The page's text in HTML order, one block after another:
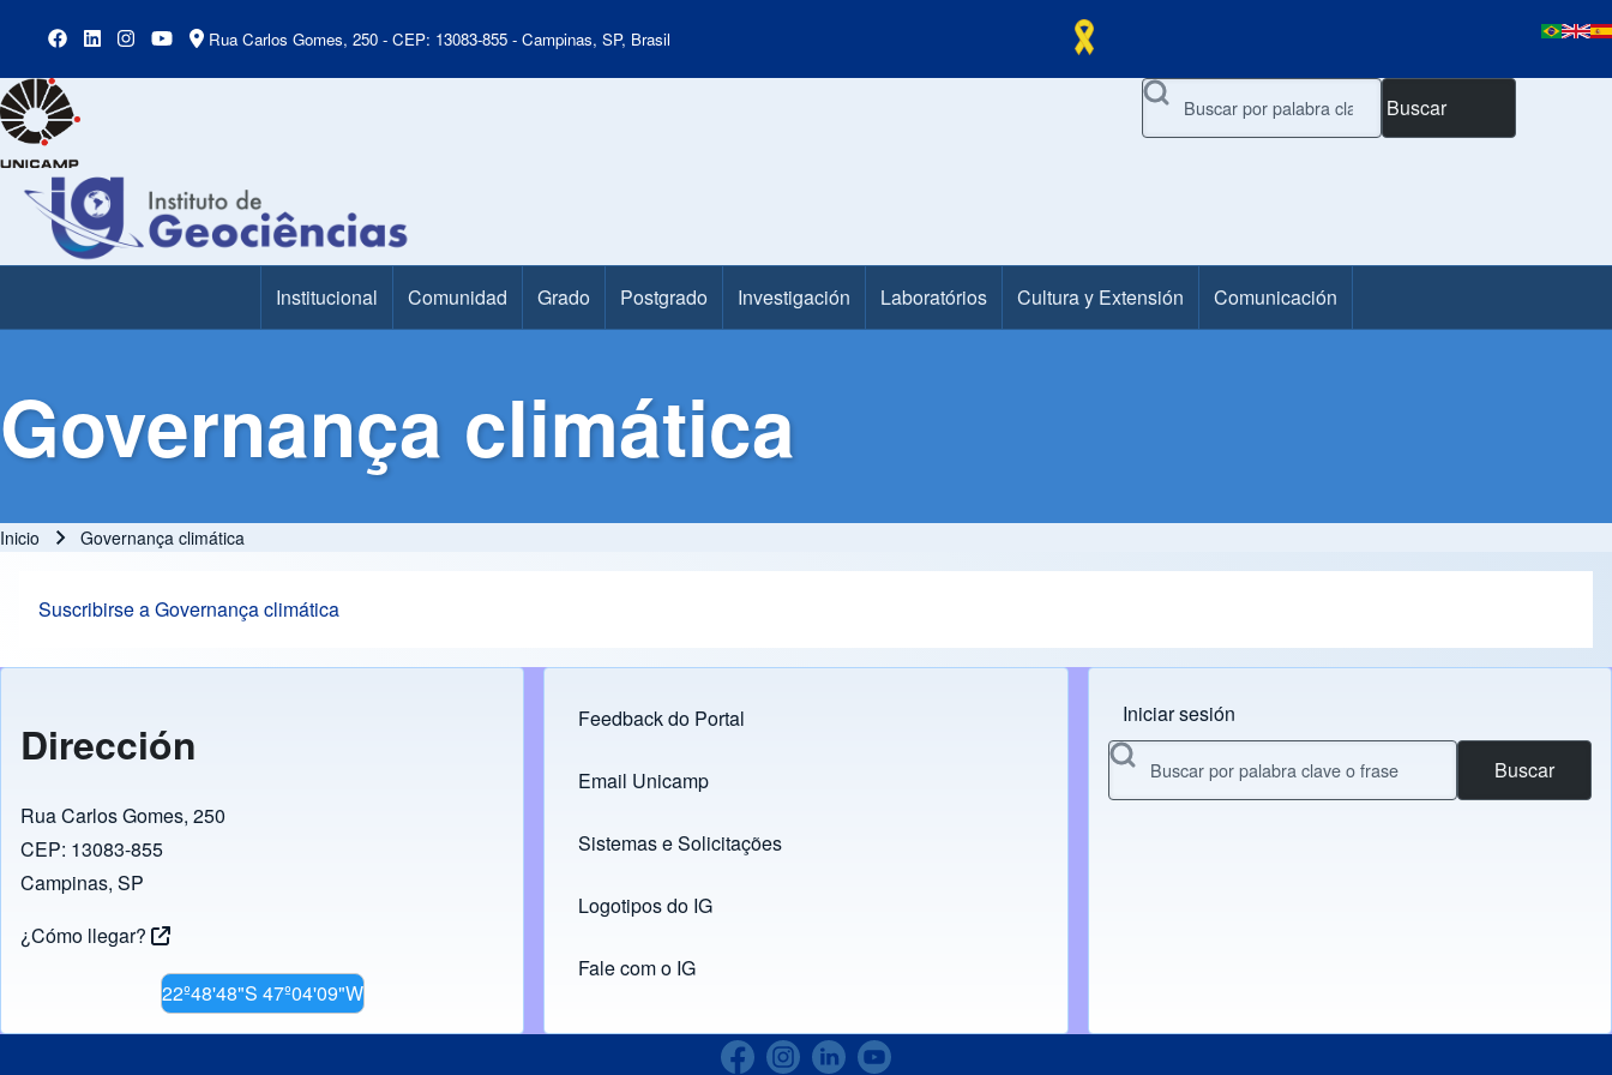
Rua Carlos Gomes, 250 - CEP: 13083-855 - Campinas, SP, Brasil
Buscar
Main Menu Institucional Comunidad Grado Postgrado Investigación Laboratórios Cultura y Extensión Comunicación
Governança climática
Inicio Governança climática
Suscribirse a Governança climática
Dirección
Rua Carlos Gomes, 250
CEP: 13083-855
Campinas, SP
¿Cómo llegar?
22º48'48"S 47º04'09"W
Footer menu
Feedback do Portal
Links
Email Unicamp
(opens in new tab)
Sistemas e Solicitações
(opens in new tab)
Logotipos do IG
(opens in new tab)
Fale com o IG
Menu do usuário
Iniciar sesión
Buscar